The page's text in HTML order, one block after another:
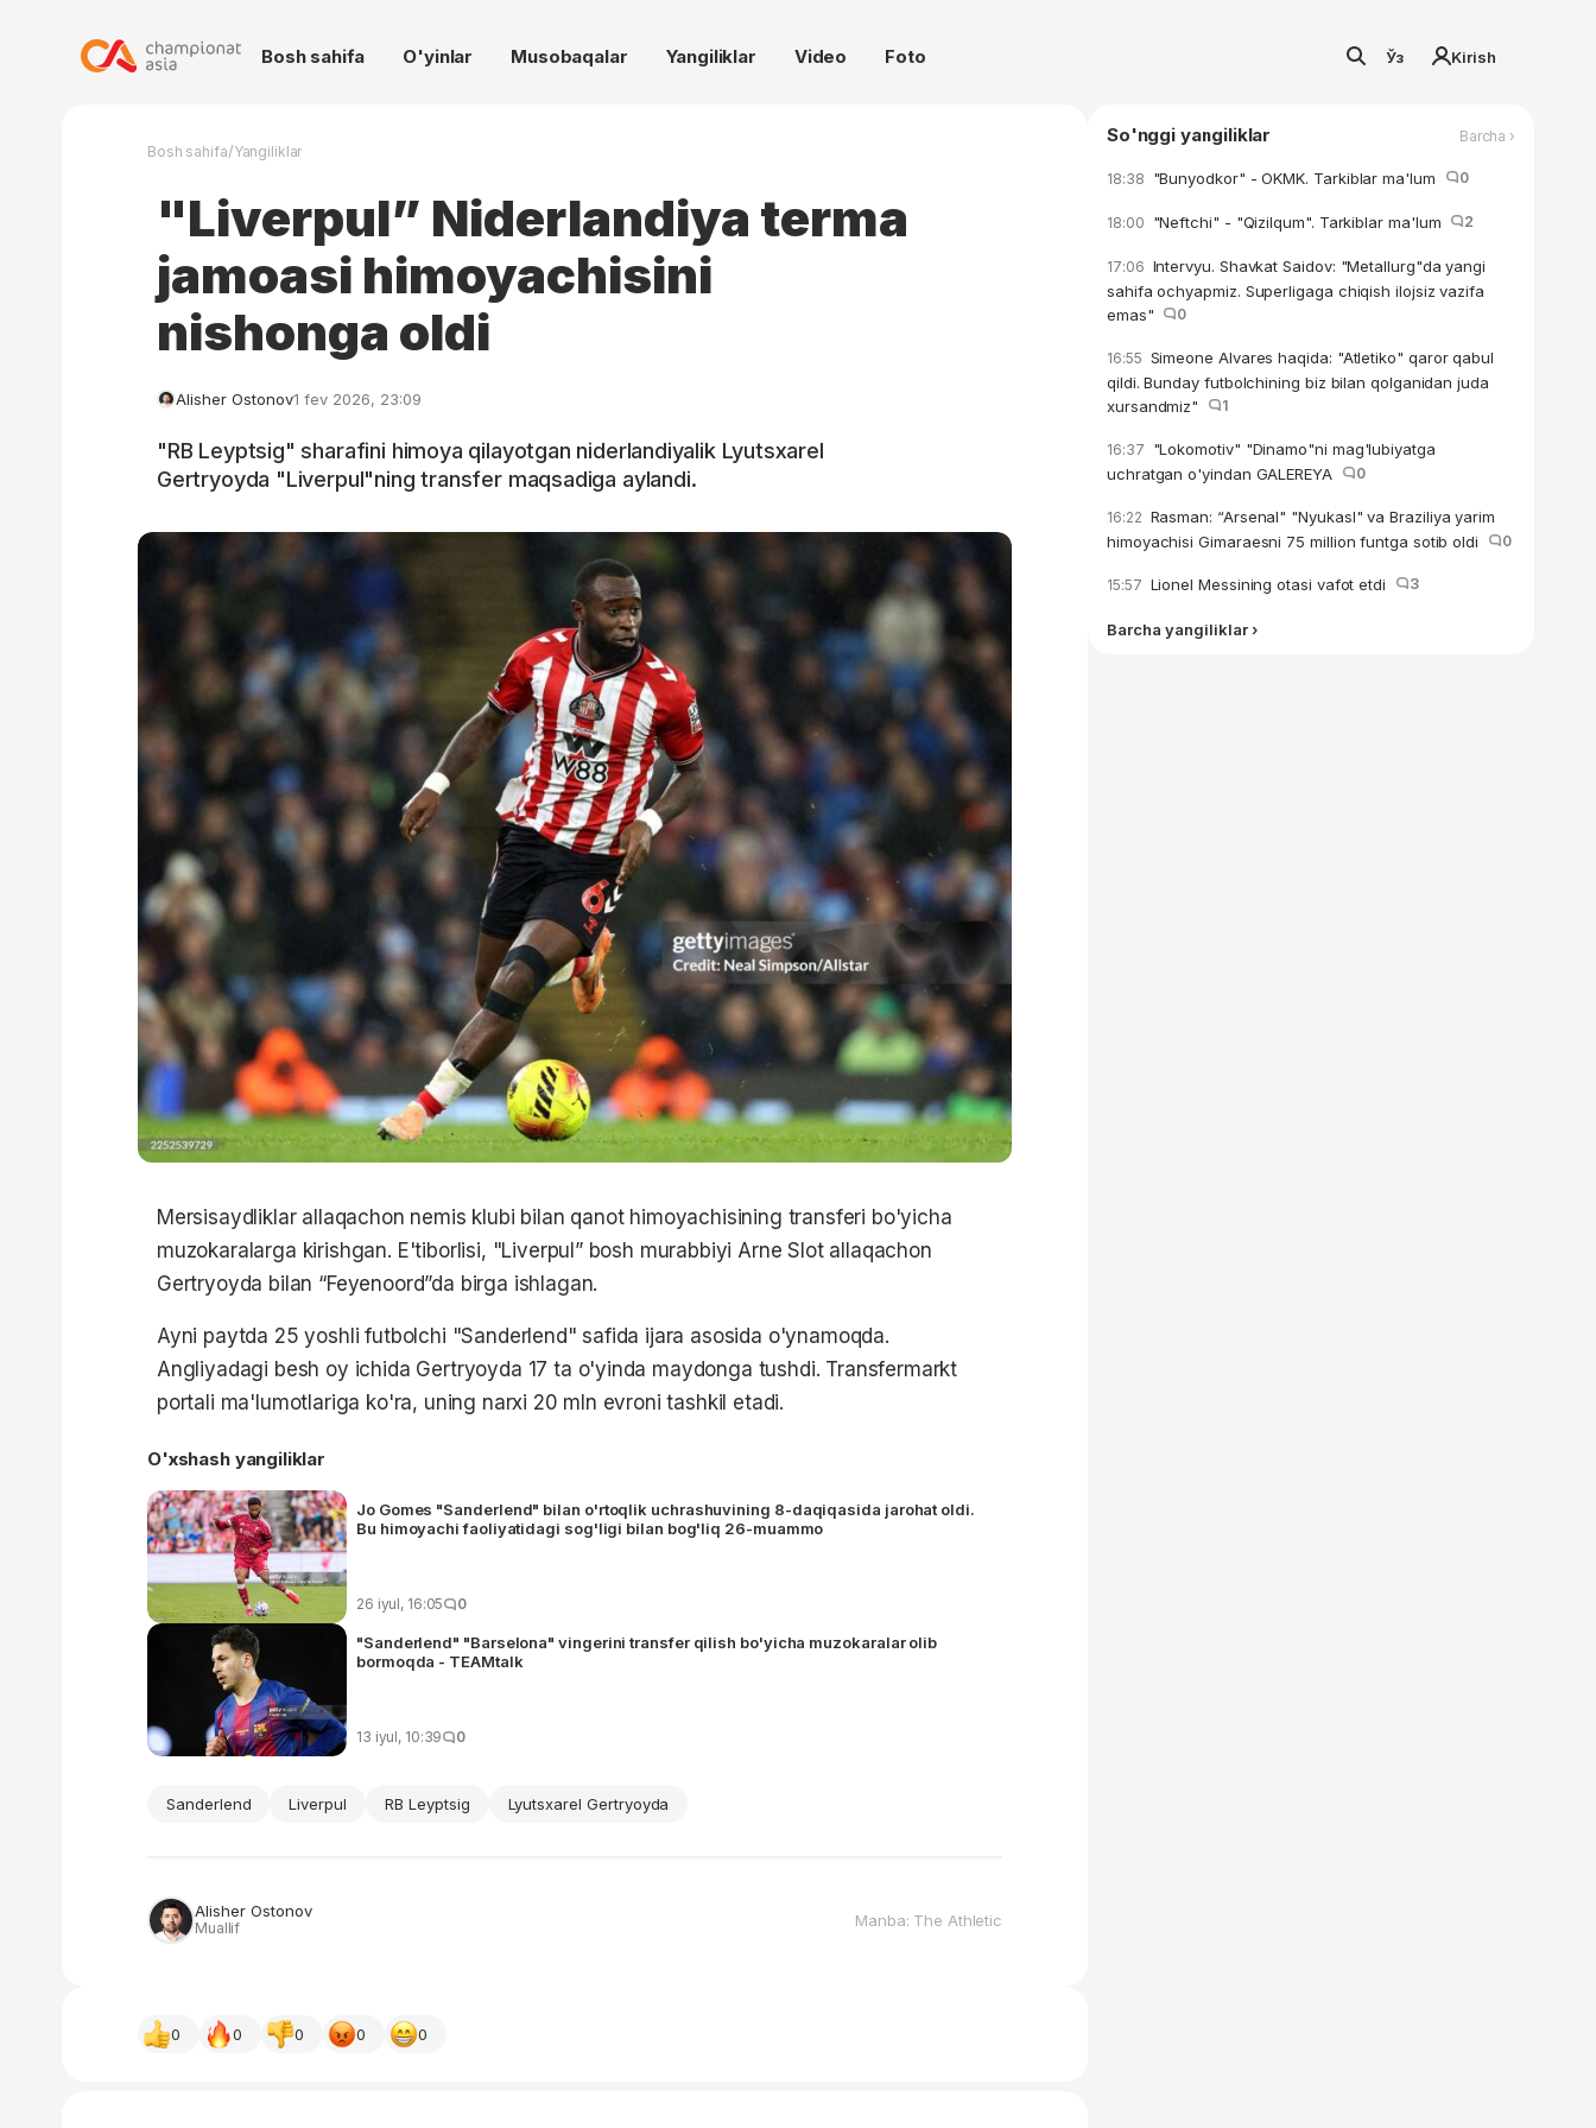
Bosh sahifa O'yinlar Musobaqalar Yangiliklar Video Foto Ўз Kirish
Bosh sahifa/Yangiliklar
"Liverpul” Niderlandiya terma
jamoasi himoyachisini
nishonga oldi
Alisher Ostonov1 fev 2026, 23:09
"RB Leyptsig" sharafini himoya qilayotgan niderlandiyalik Lyutsxarel
Gertryoyda "Liverpul"ning transfer maqsadiga aylandi.
Mersisaydliklar allaqachon nemis klubi bilan qanot himoyachisining transferi bo'yicha
muzokaralarga kirishgan. E'tiborlisi, "Liverpul” bosh murabbiyi Arne Slot allaqachon
Gertryoyda bilan “Feyenoord”da birga ishlagan.
Ayni paytda 25 yoshli futbolchi "Sanderlend" safida ijara asosida o'ynamoqda.
Angliyadagi besh oy ichida Gertryoyda 17 ta o'yinda maydonga tushdi. Transfermarkt
portali ma'lumotlariga ko'ra, uning narxi 20 mln evroni tashkil etadi.
O'xshash yangiliklar
Jo Gomes "Sanderlend" bilan o'rtoqlik uchrashuvining 8-daqiqasida jarohat oldi.
Bu himoyachi faoliyatidagi sog'ligi bilan bog'liq 26-muammo
26 iyul, 16:05 0
"Sanderlend" "Barselona" vingerini transfer qilish bo'yicha muzokaralar olib
bormoqda - TEAMtalk
13 iyul, 10:39 0
Sanderlend Liverpul RB Leyptsig Lyutsxarel Gertryoyda
Alisher Ostonov
Muallif Manba: The Athletic
0 0 0 0 0
So'nggi yangiliklar Barcha ›
18:38 "Bunyodkor" - OKMK. Tarkiblar ma'lum 0
18:00 "Neftchi" - "Qizilqum". Tarkiblar ma'lum 2
17:06 Intervyu. Shavkat Saidov: "Metallurg"da yangi
sahifa ochyapmiz. Superligaga chiqish ilojsiz vazifa
emas"
0
16:55 Simeone Alvares haqida: "Atletiko" qaror qabul
qildi. Bunday futbolchining biz bilan qolganidan juda
xursandmiz"
1
16:37 "Lokomotiv" "Dinamo"ni mag'lubiyatga
uchratgan o'yindan GALEREYA
0
16:22 Rasman: “Arsenal" "Nyukasl" va Braziliya yarim
himoyachisi Gimaraesni 75 million funtga sotib oldi
0
15:57 Lionel Messining otasi vafot etdi 3
Barcha yangiliklar ›